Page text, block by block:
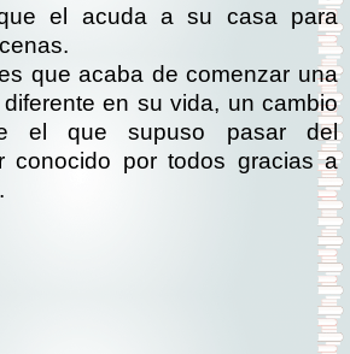
el acuda a su casa para
que acaba de comenzar una
en su vida, un cambio
el que supuso pasar del
conocido por todos gracias a